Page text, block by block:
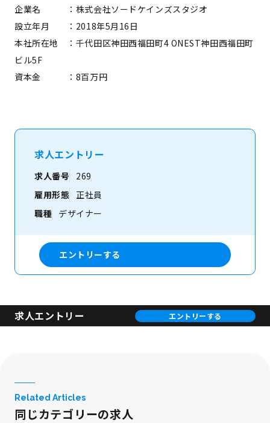
企業名 ：株式会社ソードケインズスタジオ
設立年月 ：2018年5月16日
本社所在地 ：千代田区神田西福田町4 ONEST神田西福田町
ビル5F
資本金 ：8百万円
求人エントリー
求人番号
269
雇用形態 正社員
職種
デザイナー
エントリーする
求人エントリー エントリーする
Related Articles
同じカテゴリーの求人